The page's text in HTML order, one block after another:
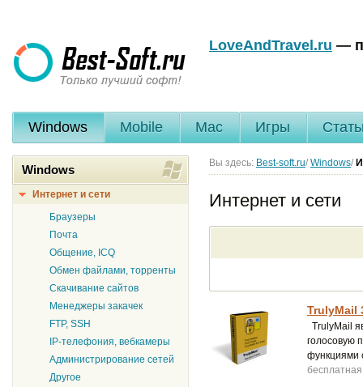
LoveAndTravel.ru —
Windows Mobile Mac Игры
Вы здесь: Best-soft.ru/ Windows/
Интернет и сети
TrulyMail
TrulyMail
голосовую
функциями
бесплатная
Windows
Интернет и сети
Браузеры
Почта
Общение, ICQ
Обмен файлами, торренты
Скачивание сайтов
Менеджеры закачек
FTP, SSH
IP-телефония, вебкамеры
Администрирование сетей
Другое